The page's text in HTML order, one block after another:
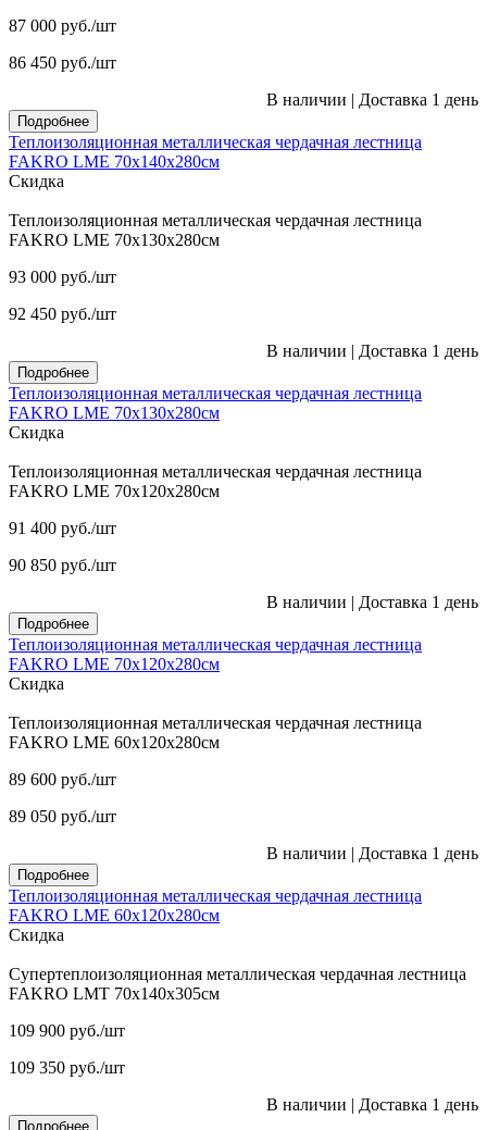
87 000 руб./шт
86 450 руб./шт
В наличии | Доставка 1 день
Подробнее
Теплоизоляционная металлическая чердачная лестница
FAKRO LME 70х140х280см
Скидка
Теплоизоляционная металлическая чердачная лестница
FAKRO LME 70х130х280см
93 000 руб./шт
92 450 руб./шт
В наличии | Доставка 1 день
Подробнее
Теплоизоляционная металлическая чердачная лестница
FAKRO LME 70х130х280см
Скидка
Теплоизоляционная металлическая чердачная лестница
FAKRO LME 70х120х280см
91 400 руб./шт
90 850 руб./шт
В наличии | Доставка 1 день
Подробнее
Теплоизоляционная металлическая чердачная лестница
FAKRO LME 70х120х280см
Скидка
Теплоизоляционная металлическая чердачная лестница
FAKRO LME 60х120х280см
89 600 руб./шт
89 050 руб./шт
В наличии | Доставка 1 день
Подробнее
Теплоизоляционная металлическая чердачная лестница
FAKRO LME 60х120х280см
Скидка
Супертеплоизоляционная металлическая чердачная лестница
FAKRO LMT 70х140х305см
109 900 руб./шт
109 350 руб./шт
В наличии | Доставка 1 день
Подробнее